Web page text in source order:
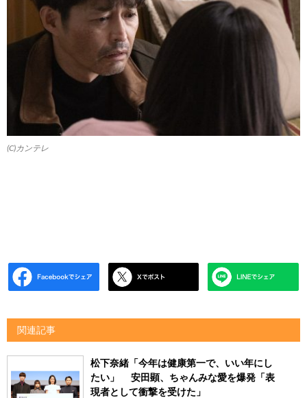
(C)カンテレ
関連記事
松下奈緒「今年は健康第一で、いい年にし
たい」 安田顕、ちゃんみな愛を爆発「表
現者として衝撃を受けた」